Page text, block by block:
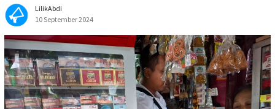
LilikAbdi
10 September 2024